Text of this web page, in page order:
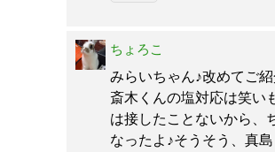
ちょろこ
みらいちゃん♪改めてご
斎木くんの塩対応は笑い
は接したことないから、
なったよ♪そうそう、真